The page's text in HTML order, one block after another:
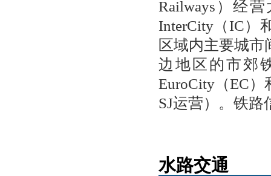
Railways）经
InterCity（IC）
区域内主要城市
边地区的市郊
EuroCity（EC）
SJ运营）。铁路
水路交通